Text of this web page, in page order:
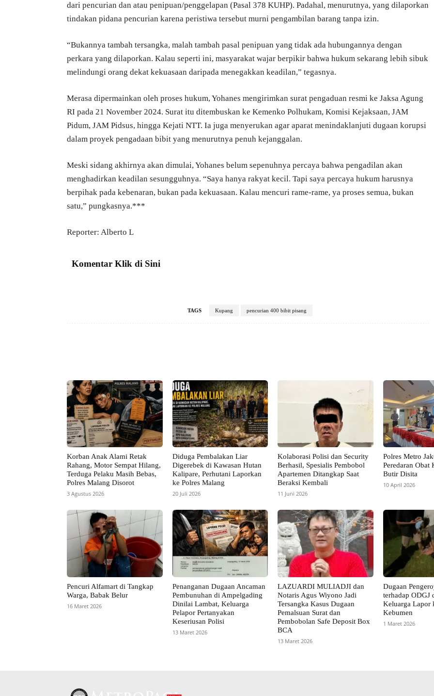
dari pencurian dan atau penipuan/penggelapan (Pasal 378 KUHP). Padahal, menurutnya, yang dilaporkan
tindakan pidana pencurian karena peristiwa tersebut murni pengambilan barang tanpa izin.
“Bukannya tambah tersangka, malah tambah pasal penipuan yang tidak ada hubungannya dengan
perkara yang dilaporkan. Kalau seperti ini, masyarakat wajar berpikir bahwa hukum sekarang lebih sibuk
melindungi orang dekat kekuasaan daripada menegakkan keadilan,” tegasnya.
Merasa dipermainkan oleh proses hukum, Yohanes mengirimkan surat pengaduan resmi ke Jaksa Agung
RI pada 21 November 2024. Surat itu ditembuskan ke Kemenko Polhukam, Komisi Kejaksaan, JAM
Pidum, JAM Pidsus, hingga Kejati NTT. Ia juga menyerukan agar aparat menindaklanjuti dugaan korupsi
dalam proyek pengadaan bibit yang menurutnya penuh kejanggalan.
Meski sidang akhirnya akan dimulai, Yohanes belum sepenuhnya percaya bahwa pengadilan akan
menghadirkan keadilan sesungguhnya. “Saya hanya rakyat kecil. Tapi saya percaya hukum harusnya
berpihak pada kebenaran, bukan pada kekuasaan. Kalau mencuri rame-rame, ya proses semua, bukan
satu,” pungkasnya.***
Reporter: Alberto L
Komentar Klik di Sini
TAGS Kupang pencurian 400 bibit pisang
Korban Anak Alami Retak
Rahang, Motor Sempat Hilang,
Terduga Pelaku Masih Bebas,
Polres Malang Disorot
3 Agustus 2026
Diduga Pembalakan Liar
Digerebek di Kawasan Hutan
Kalipare, Perhutani Laporkan
ke Polres Malang
20 Juli 2026
Kolaborasi Polisi dan Security
Berhasil, Spesialis Pembobol
Apartemen Ditangkap Saat
Beraksi Kembali
11 Juni 2026
Polres Metro
Peredaran Obat
Butir Disita
10 April 2026
Pencuri Alfamart di Tangkap
Warga, Babak Belur
16 Maret 2026
Penanganan Dugaan Ancaman
Pembunuhan di Ampelgading
Dinilai Lambat, Keluarga
Pelapor Pertanyakan
Keseriusan Polisi
13 Maret 2026
LAZUARDI MULIADJI dan
Notaris Agus Wiyono Jadi
Tersangka Kasus Dugaan
Pemalsuan Surat dan
Pembobolan Safe Deposit Box
BCA
13 Maret 2026
Dugaan
terhadap ODGJ
Keluarga Lapor
Kebumen
1 Maret 2026